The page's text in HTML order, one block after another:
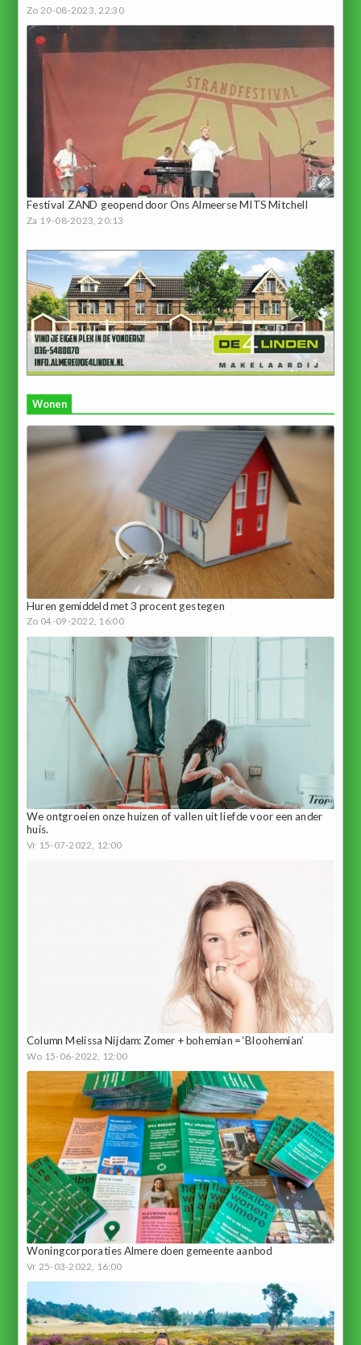
Zo 20-08-2023, 22:30
Festival ZAND geopend door Ons Almeerse MITS Mitchell
Za 19-08-2023, 20:13
Wonen
Huren gemiddeld met 3 procent gestegen
Zo 04-09-2022, 16:00
We ontgroeien onze huizen of vallen uit liefde voor een ander
huis.
Vr 15-07-2022, 12:00
Column Melissa Nijdam: Zomer + bohemian = ‘Bloohemian’
Wo 15-06-2022, 12:00
Woningcorporaties Almere doen gemeente aanbod
Vr 25-03-2022, 16:00